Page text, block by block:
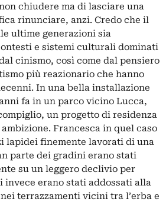
chiudere ma di lasciare una
rinunciare, anzi. Credo che il
ultime generazioni sia
e sistemi culturali dominati
cinismo, così come dal pensiero
più reazionario che hanno
In una bella installazione
fa in un parco vicino Lucca,
un progetto di residenza
Francesca in quel caso
lapidei finemente lavorati di una
parte dei gradini erano stati
su un leggero declivio per
erano stati addossati alla
terrazzamenti vicini tra l’erba e